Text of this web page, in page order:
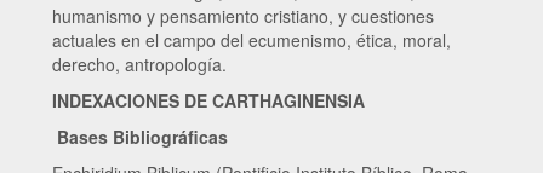
humanismo y pensamiento cristiano, y cuestiones
actuales en el campo del ecumenismo, ética, moral,
derecho, antropología.
INDEXACIONES DE CARTHAGINENSIA
Bases Bibliográficas